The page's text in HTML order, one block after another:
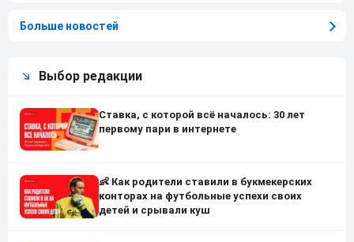
Больше новостей
Выбор редакции
Ставка, с которой всё началось: 30 лет
первому пари в интернете
👶 Как родители ставили в букмекерских
конторах на футбольные успехи своих
детей и срывали куш